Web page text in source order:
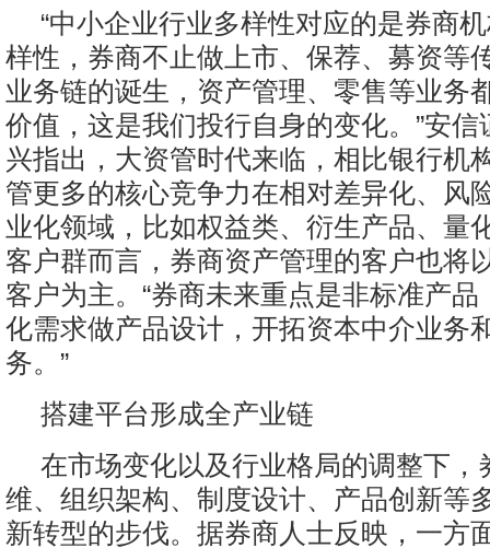
“中小企业行业多样性对应的是券商
样性，券商不止做上市、保荐、募资等
业务链的诞生，资产管理、零售等业务
价值，这是我们投行自身的变化。”安
兴指出，大资管时代来临，相比银行机
管更多的核心竞争力在相对差异化、风
业化领域，比如权益类、衍生产品、量
客户群而言，券商资产管理的客户也将
客户为主。“券商未来重点是非标准产
化需求做产品设计，开拓资本中介业务
务。”
搭建平台形成全产业链
在市场变化以及行业格局的调整下，
维、组织架构、制度设计、产品创新等
新转型的步伐。据券商人士反映，一方